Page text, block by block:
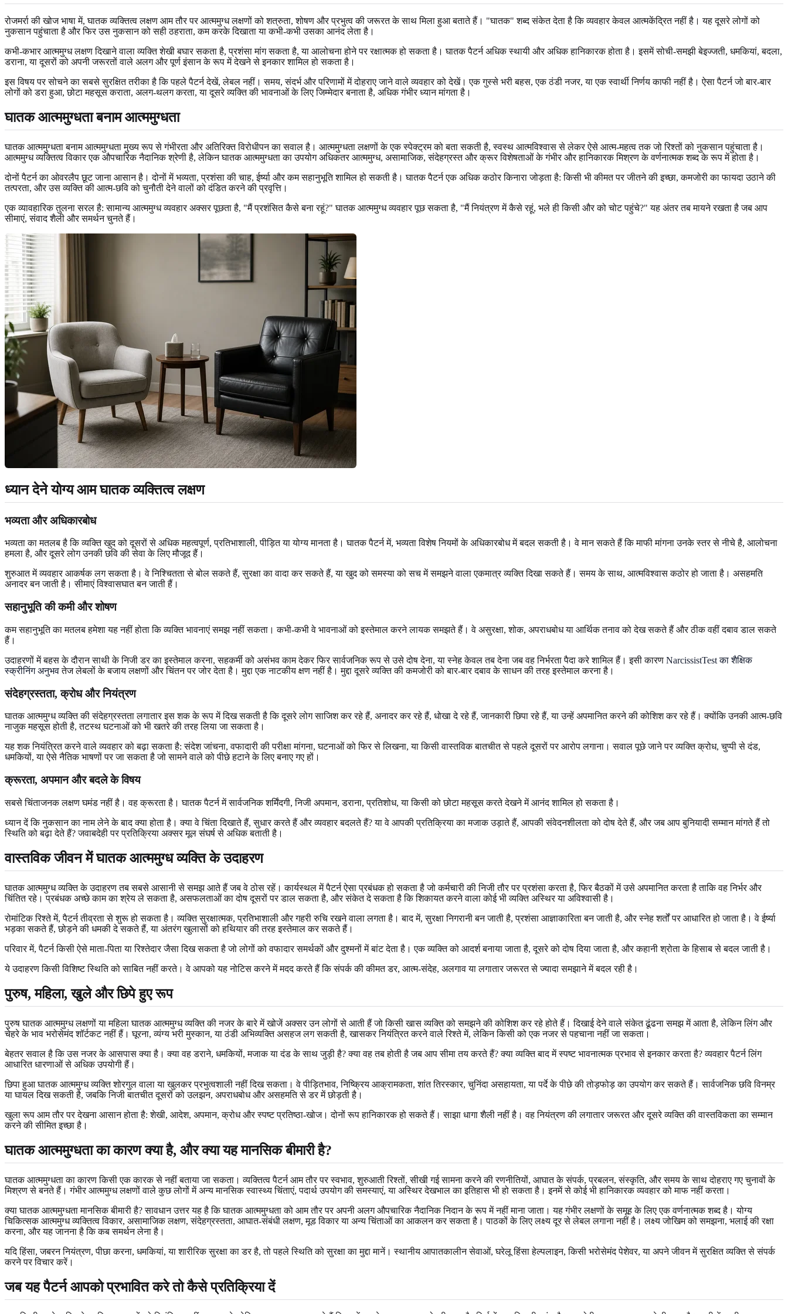
रोजमर्रा की खोज भाषा में, घातक व्यक्तित्व लक्षण आम तौर पर आत्ममुग्ध लक्षणों को शत्रुता, शोषण और प्रभुत्व की जरूरत के साथ मिला हुआ बताते हैं। "घातक" शब्द संकेत देता है कि व्यवहार केवल आत्मकेंद्रित नहीं है। यह दूसरे लोगों को
नुकसान पहुंचाता है और फिर उस नुकसान को सही ठहराता, कम करके दिखाता या कभी-कभी उसका आनंद लेता है।
कभी-कभार आत्ममुग्ध लक्षण दिखाने वाला व्यक्ति शेखी बघार सकता है, प्रशंसा मांग सकता है, या आलोचना होने पर रक्षात्मक हो सकता है। घातक पैटर्न अधिक स्थायी और अधिक हानिकारक होता है। इसमें सोची-समझी बेइज्जती, धमकियां, बदला,
डराना, या दूसरों को अपनी जरूरतों वाले अलग और पूर्ण इंसान के रूप में देखने से इनकार शामिल हो सकता है।
इस विषय पर सोचने का सबसे सुरक्षित तरीका है कि पहले पैटर्न देखें, लेबल नहीं। समय, संदर्भ और परिणामों में दोहराए जाने वाले व्यवहार को देखें। एक गुस्से भरी बहस, एक ठंडी नजर, या एक स्वार्थी निर्णय काफी नहीं है। ऐसा पैटर्न जो बार-बार
लोगों को डरा हुआ, छोटा महसूस कराता, अलग-थलग करता, या दूसरे व्यक्ति की भावनाओं के लिए जिम्मेदार बनाता है, अधिक गंभीर ध्यान मांगता है।
घातक आत्ममुग्धता बनाम आत्ममुग्धता
घातक आत्ममुग्धता बनाम आत्ममुग्धता मुख्य रूप से गंभीरता और अतिरिक्त विरोधीपन का सवाल है। आत्ममुग्धता लक्षणों के एक स्पेक्ट्रम को बता सकती है, स्वस्थ आत्मविश्वास से लेकर ऐसे आत्म-महत्व तक जो रिश्तों को नुकसान पहुंचाता है।
आत्ममुग्ध व्यक्तित्व विकार एक औपचारिक नैदानिक श्रेणी है, लेकिन घातक आत्ममुग्धता का उपयोग अधिकतर आत्ममुग्ध, असामाजिक, संदेहग्रस्त और क्रूर विशेषताओं के गंभीर और हानिकारक मिश्रण के वर्णनात्मक शब्द के रूप में होता है।
दोनों पैटर्न का ओवरलैप छूट जाना आसान है। दोनों में भव्यता, प्रशंसा की चाह, ईर्ष्या और कम सहानुभूति शामिल हो सकती है। घातक पैटर्न एक अधिक कठोर किनारा जोड़ता है: किसी भी कीमत पर जीतने की इच्छा, कमजोरी का फायदा उठाने की
तत्परता, और उस व्यक्ति की आत्म-छवि को चुनौती देने वालों को दंडित करने की प्रवृत्ति।
एक व्यावहारिक तुलना सरल है: सामान्य आत्ममुग्ध व्यवहार अक्सर पूछता है, "मैं प्रशंसित कैसे बना रहूं?" घातक आत्ममुग्ध व्यवहार पूछ सकता है, "मैं नियंत्रण में कैसे रहूं, भले ही किसी और को चोट पहुंचे?" यह अंतर तब मायने रखता है जब आप
सीमाएं, संवाद शैली और समर्थन चुनते हैं।
ध्यान देने योग्य आम घातक व्यक्तित्व लक्षण
भव्यता और अधिकारबोध
भव्यता का मतलब है कि व्यक्ति खुद को दूसरों से अधिक महत्वपूर्ण, प्रतिभाशाली, पीड़ित या योग्य मानता है। घातक पैटर्न में, भव्यता विशेष नियमों के अधिकारबोध में बदल सकती है। वे मान सकते हैं कि माफी मांगना उनके स्तर से नीचे है, आलोचना
हमला है, और दूसरे लोग उनकी छवि की सेवा के लिए मौजूद हैं।
शुरुआत में व्यवहार आकर्षक लग सकता है। वे निश्चितता से बोल सकते हैं, सुरक्षा का वादा कर सकते हैं, या खुद को समस्या को सच में समझने वाला एकमात्र व्यक्ति दिखा सकते हैं। समय के साथ, आत्मविश्वास कठोर हो जाता है। असहमति
अनादर बन जाती है। सीमाएं विश्वासघात बन जाती हैं।
सहानुभूति की कमी और शोषण
कम सहानुभूति का मतलब हमेशा यह नहीं होता कि व्यक्ति भावनाएं समझ नहीं सकता। कभी-कभी वे भावनाओं को इस्तेमाल करने लायक समझते हैं। वे असुरक्षा, शोक, अपराधबोध या आर्थिक तनाव को देख सकते हैं और ठीक वहीं दबाव डाल सकते
हैं।
उदाहरणों में बहस के दौरान साथी के निजी डर का इस्तेमाल करना, सहकर्मी को असंभव काम देकर फिर सार्वजनिक रूप से उसे दोष देना, या स्नेह केवल तब देना जब वह निर्भरता पैदा करे शामिल हैं। इसी कारण NarcissistTest का शैक्षिक
स्क्रीनिंग अनुभवतेज लेबलों के बजाय लक्षणों और चिंतन पर जोर देता है। मुद्दा एक नाटकीय क्षण नहीं है। मुद्दा दूसरे व्यक्ति की कमजोरी को बार-बार दबाव के साधन की तरह इस्तेमाल करना है।
संदेहग्रस्तता, क्रोध और नियंत्रण
घातक आत्ममुग्ध व्यक्ति की संदेहग्रस्तता लगातार इस शक के रूप में दिख सकती है कि दूसरे लोग साजिश कर रहे हैं, अनादर कर रहे हैं, धोखा दे रहे हैं, जानकारी छिपा रहे हैं, या उन्हें अपमानित करने की कोशिश कर रहे हैं। क्योंकि उनकी आत्म-छवि
नाजुक महसूस होती है, तटस्थ घटनाओं को भी खतरे की तरह लिया जा सकता है।
यह शक नियंत्रित करने वाले व्यवहार को बढ़ा सकता है: संदेश जांचना, वफादारी की परीक्षा मांगना, घटनाओं को फिर से लिखना, या किसी वास्तविक बातचीत से पहले दूसरों पर आरोप लगाना। सवाल पूछे जाने पर व्यक्ति क्रोध, चुप्पी से दंड,
धमकियों, या ऐसे नैतिक भाषणों पर जा सकता है जो सामने वाले को पीछे हटाने के लिए बनाए गए हों।
क्रूरता, अपमान और बदले के विषय
सबसे चिंताजनक लक्षण घमंड नहीं है। वह क्रूरता है। घातक पैटर्न में सार्वजनिक शर्मिंदगी, निजी अपमान, डराना, प्रतिशोध, या किसी को छोटा महसूस करते देखने में आनंद शामिल हो सकता है।
ध्यान दें कि नुकसान का नाम लेने के बाद क्या होता है। क्या वे चिंता दिखाते हैं, सुधार करते हैं और व्यवहार बदलते हैं? या वे आपकी प्रतिक्रिया का मजाक उड़ाते हैं, आपकी संवेदनशीलता को दोष देते हैं, और जब आप बुनियादी सम्मान मांगते हैं तो
स्थिति को बढ़ा देते हैं? जवाबदेही पर प्रतिक्रिया अक्सर मूल संघर्ष से अधिक बताती है।
वास्तविक जीवन में घातक आत्ममुग्ध व्यक्ति के उदाहरण
घातक आत्ममुग्ध व्यक्ति के उदाहरण तब सबसे आसानी से समझ आते हैं जब वे ठोस रहें। कार्यस्थल में पैटर्न ऐसा प्रबंधक हो सकता है जो कर्मचारी की निजी तौर पर प्रशंसा करता है, फिर बैठकों में उसे अपमानित करता है ताकि वह निर्भर और
चिंतित रहे। प्रबंधक अच्छे काम का श्रेय ले सकता है, असफलताओं का दोष दूसरों पर डाल सकता है, और संकेत दे सकता है कि शिकायत करने वाला कोई भी व्यक्ति अस्थिर या अविश्वासी है।
रोमांटिक रिश्ते में, पैटर्न तीव्रता से शुरू हो सकता है। व्यक्ति सुरक्षात्मक, प्रतिभाशाली और गहरी रुचि रखने वाला लगता है। बाद में, सुरक्षा निगरानी बन जाती है, प्रशंसा आज्ञाकारिता बन जाती है, और स्नेह शर्तों पर आधारित हो जाता है। वे ईर्ष्या
भड़का सकते हैं, छोड़ने की धमकी दे सकते हैं, या अंतरंग खुलासों को हथियार की तरह इस्तेमाल कर सकते हैं।
परिवार में, पैटर्न किसी ऐसे माता-पिता या रिश्तेदार जैसा दिख सकता है जो लोगों को वफादार समर्थकों और दुश्मनों में बांट देता है। एक व्यक्ति को आदर्श बनाया जाता है, दूसरे को दोष दिया जाता है, और कहानी श्रोता के हिसाब से बदल जाती है।
ये उदाहरण किसी विशिष्ट स्थिति को साबित नहीं करते। वे आपको यह नोटिस करने में मदद करते हैं कि संपर्क की कीमत डर, आत्म-संदेह, अलगाव या लगातार जरूरत से ज्यादा समझाने में बदल रही है।
पुरुष, महिला, खुले और छिपे हुए रूप
पुरुष घातक आत्ममुग्ध लक्षणों या महिला घातक आत्ममुग्ध व्यक्ति की नजर के बारे में खोजें अक्सर उन लोगों से आती हैं जो किसी खास व्यक्ति को समझने की कोशिश कर रहे होते हैं। दिखाई देने वाले संकेत ढूंढना समझ में आता है, लेकिन लिंग और
चेहरे के भाव भरोसेमंद शॉर्टकट नहीं हैं। घूरना, व्यंग्य भरी मुस्कान, या ठंडी अभिव्यक्ति असहज लग सकती है, खासकर नियंत्रित करने वाले रिश्ते में, लेकिन किसी को एक नजर से पहचाना नहीं जा सकता।
बेहतर सवाल है कि उस नजर के आसपास क्या है। क्या वह डराने, धमकियों, मजाक या दंड के साथ जुड़ी है? क्या वह तब होती है जब आप सीमा तय करते हैं? क्या व्यक्ति बाद में स्पष्ट भावनात्मक प्रभाव से इनकार करता है? व्यवहार पैटर्न लिंग
आधारित धारणाओं से अधिक उपयोगी हैं।
छिपा हुआ घातक आत्ममुग्ध व्यक्ति शोरगुल वाला या खुलकर प्रभुत्वशाली नहीं दिख सकता। वे पीड़ितभाव, निष्क्रिय आक्रामकता, शांत तिरस्कार, चुनिंदा असहायता, या पर्दे के पीछे की तोड़फोड़ का उपयोग कर सकते हैं। सार्वजनिक छवि विनम्र
या घायल दिख सकती है, जबकि निजी बातचीत दूसरों को उलझन, अपराधबोध और असहमति से डर में छोड़ती है।
खुला रूप आम तौर पर देखना आसान होता है: शेखी, आदेश, अपमान, क्रोध और स्पष्ट प्रतिष्ठा-खोज। दोनों रूप हानिकारक हो सकते हैं। साझा धागा शैली नहीं है। वह नियंत्रण की लगातार जरूरत और दूसरे व्यक्ति की वास्तविकता का सम्मान
करने की सीमित इच्छा है।
घातक आत्ममुग्धता का कारण क्या है, और क्या यह मानसिक बीमारी है?
घातक आत्ममुग्धता का कारण किसी एक कारक से नहीं बताया जा सकता। व्यक्तित्व पैटर्न आम तौर पर स्वभाव, शुरुआती रिश्तों, सीखी गई सामना करने की रणनीतियों, आघात के संपर्क, प्रबलन, संस्कृति, और समय के साथ दोहराए गए चुनावों के
मिश्रण से बनते हैं। गंभीर आत्ममुग्ध लक्षणों वाले कुछ लोगों में अन्य मानसिक स्वास्थ्य चिंताएं, पदार्थ उपयोग की समस्याएं, या अस्थिर देखभाल का इतिहास भी हो सकता है। इनमें से कोई भी हानिकारक व्यवहार को माफ नहीं करता।
क्या घातक आत्ममुग्धता मानसिक बीमारी है? सावधान उत्तर यह है कि घातक आत्ममुग्धता को आम तौर पर अपनी अलग औपचारिक नैदानिक निदान के रूप में नहीं माना जाता। यह गंभीर लक्षणों के समूह के लिए एक वर्णनात्मक शब्द है। योग्य
चिकित्सक आत्ममुग्ध व्यक्तित्व विकार, असामाजिक लक्षण, संदेहग्रस्तता, आघात-संबंधी लक्षण, मूड विकार या अन्य चिंताओं का आकलन कर सकता है। पाठकों के लिए लक्ष्य दूर से लेबल लगाना नहीं है। लक्ष्य जोखिम को समझना, भलाई की रक्षा
करना, और यह जानना है कि कब समर्थन लेना है।
यदि हिंसा, जबरन नियंत्रण, पीछा करना, धमकियां, या शारीरिक सुरक्षा का डर है, तो पहले स्थिति को सुरक्षा का मुद्दा मानें। स्थानीय आपातकालीन सेवाओं, घरेलू हिंसा हेल्पलाइन, किसी भरोसेमंद पेशेवर, या अपने जीवन में सुरक्षित व्यक्ति से संपर्क
करने पर विचार करें।
जब यह पैटर्न आपको प्रभावित करे तो कैसे प्रतिक्रिया दें